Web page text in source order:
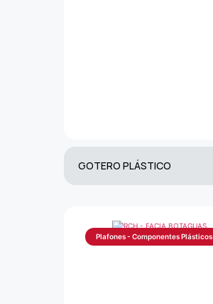
GOTERO PLÁSTICO
Plafones - Componentes Plásticos